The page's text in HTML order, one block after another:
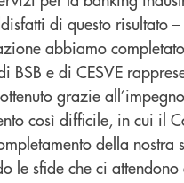
di questo risultato
abbiamo
BSB e di CESVE
grazie
così difficile, in cui il
della
le sfide che ci